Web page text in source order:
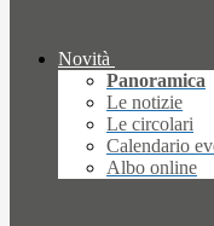
Novità
Panoramica
Le notizie
Le circolari
Calendario
Albo online